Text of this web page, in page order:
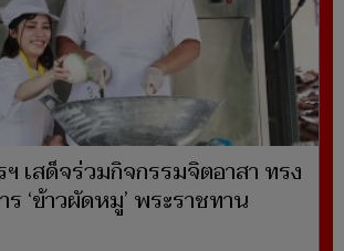
เสด็จร่วมกิจกรรมจิตอาสา ทรง
‘ข้าวผัดหมู’ พระราชทาน